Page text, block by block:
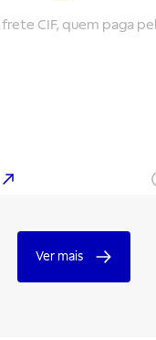
CIF, quem paga
Ver mais